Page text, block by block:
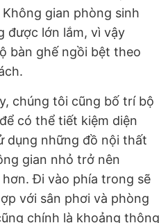
gian phòng sinh
được lớn lắm, vì vậy
bàn ghế ngồi bệt theo
chúng tôi cũng bố trí bộ
có thể tiết kiệm diện
dụng những đồ nội thất
gian nhỏ trở nên
Đi vào phía trong sẽ
với sân phơi và phòng
chính là khoảng thông